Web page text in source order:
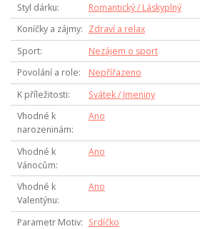
Styl dárku
Romantický / Láskyplný
Koníčky a zájmy
Zdraví a relax
Sport
Nezájem o sport
Povolání a role
Nepřířazeno
K příležitosti
Svátek / Jmeniny
Vhodné k
narozeninám
Ano
Vhodné k
Vánocům
Ano
Vhodné k
Valentýnu
Ano
Parametr Motiv
Srdíčko